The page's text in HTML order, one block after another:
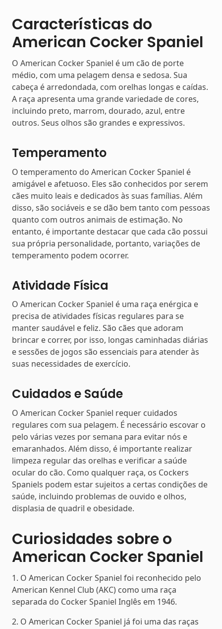
Características do
American Cocker Spaniel
O American Cocker Spaniel é um cão de porte
médio, com uma pelagem densa e sedosa. Sua
cabeça é arredondada, com orelhas longas e caídas.
A raça apresenta uma grande variedade de cores,
incluindo preto, marrom, dourado, azul, entre
outros. Seus olhos são grandes e expressivos.
Temperamento
O temperamento do American Cocker Spaniel é
amigável e afetuoso. Eles são conhecidos por serem
cães muito leais e dedicados às suas famílias. Além
disso, são sociáveis e se dão bem tanto com pessoas
quanto com outros animais de estimação. No
entanto, é importante destacar que cada cão possui
sua própria personalidade, portanto, variações de
temperamento podem ocorrer.
Atividade Física
O American Cocker Spaniel é uma raça enérgica e
precisa de atividades físicas regulares para se
manter saudável e feliz. São cães que adoram
brincar e correr, por isso, longas caminhadas diárias
e sessões de jogos são essenciais para atender às
suas necessidades de exercício.
Cuidados e Saúde
O American Cocker Spaniel requer cuidados
regulares com sua pelagem. É necessário escovar o
pelo várias vezes por semana para evitar nós e
emaranhados. Além disso, é importante realizar
limpeza regular das orelhas e verificar a saúde
ocular do cão. Como qualquer raça, os Cockers
Spaniels podem estar sujeitos a certas condições de
saúde, incluindo problemas de ouvido e olhos,
displasia de quadril e obesidade.
Curiosidades sobre o
American Cocker Spaniel
1. O American Cocker Spaniel foi reconhecido pelo
American Kennel Club (AKC) como uma raça
separada do Cocker Spaniel Inglês em 1946.
2. O American Cocker Spaniel já foi uma das raças